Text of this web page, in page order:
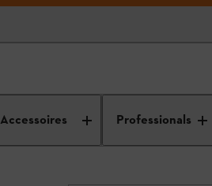
Accessoires Professionals